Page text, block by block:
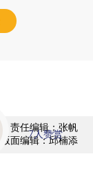
责任编辑：张帆
版面编辑：邱楠添
7人赞赏